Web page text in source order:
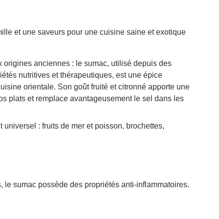
et une saveurs pour une cuisine saine et exotique
origines anciennes : le sumac, utilisé depuis des
nutritives et thérapeutiques, est une épice
orientale. Son goût fruité et citronné apporte une
plats et remplace avantageusement le sel dans les
universel : fruits de mer et poisson, brochettes,
le sumac possède des propriétés anti-inflammatoires.